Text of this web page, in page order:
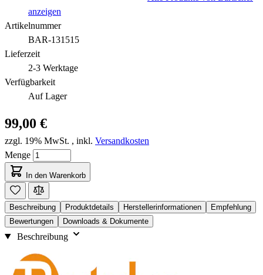
anzeigen
Artikelnummer
BAR-131515
Lieferzeit
2-3 Werktage
Verfügbarkeit
Auf Lager
99,00 €
zzgl. 19% MwSt. , inkl. Versandkosten
Menge
In den Warenkorb
Beschreibung Produktdetails Herstellerinformationen
Empfehlung
Bewertungen
Downloads & Dokumente
Beschreibung